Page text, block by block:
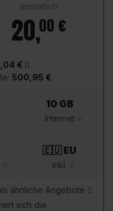
monatlich
20,00 €
€
500,95 €
10 GB
Internet
🇪🇺 EU
inkl.
ähnliche Angebote
sich die